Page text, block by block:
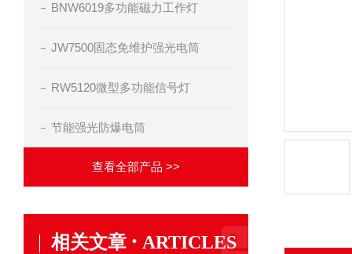
BNW6019多功能磁力工作灯
JW7500固态免维护强光电筒
RW5120微型多功能信号灯
节能强光防爆电筒
查看全部产品 >>
相关文章 · ARTICLES